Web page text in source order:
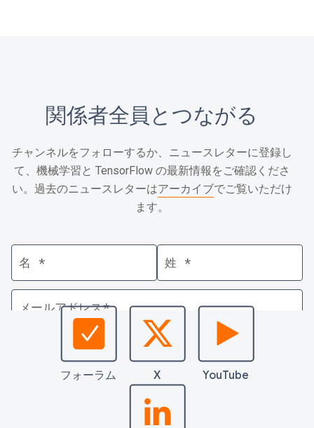
関係者全員とつながる
チャンネルをフォローするか、ニュースレターに登録し
て、機械学習と TensorFlow の最新情報をご確認くださ
い。過去のニュースレターはアーカイブでご覧いただけ
ます。
フォーラム X YouTube